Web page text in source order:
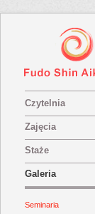
Czytelnia
Zajęcia
Staże
Galeria
Seminaria